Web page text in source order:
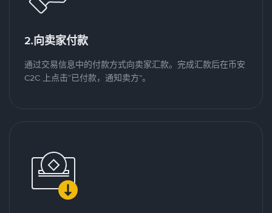
2.向卖家付款
通过交易信息中的付款方式向卖家汇款。完成汇款后在币安
C2C 上点击“已付款，通知卖方”。